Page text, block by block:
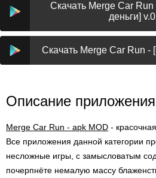
Скачать Merge Car
деньги]
Скачать Merge Car Run
Описание приложения
Merge Car Run - apk MOD -
Все приложения данной категории
несложные игры, с замысловатым
почерпнёте немалую массу